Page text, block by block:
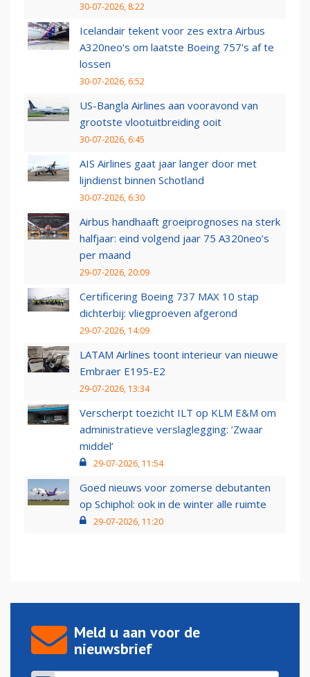
30-07-2026, 8:22
Icelandair tekent voor zes extra Airbus
A320neo's om laatste Boeing 757's af te
lossen
30-07-2026, 6:52
US-Bangla Airlines aan vooravond van
grootste vlootuitbreiding ooit
30-07-2026, 6:45
AIS Airlines gaat jaar langer door met
lijndienst binnen Schotland
30-07-2026, 6:30
Airbus handhaaft groeiprognoses na sterk
halfjaar: eind volgend jaar 75 A320neo’s
per maand
29-07-2026, 20:09
Certificering Boeing 737 MAX 10 stap
dichterbij: vliegproeven afgerond
29-07-2026, 14:09
LATAM Airlines toont interieur van nieuwe
Embraer E195-E2
29-07-2026, 13:34
Verscherpt toezicht ILT op KLM E&M om
administratieve verslaglegging: ‘Zwaar
middel’
29-07-2026, 11:54
Goed nieuws voor zomerse debutanten
op Schiphol: ook in de winter alle ruimte
29-07-2026, 11:20
Meld u aan voor de
nieuwsbrief